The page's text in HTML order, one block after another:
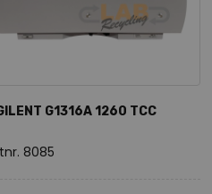
G1316A 1260 TCC
8085